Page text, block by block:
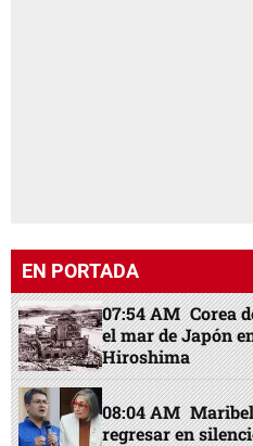
EN PORTADA
07:54 AM Corea
el mar de Japón
Hiroshima
08:04 AM
regresar en